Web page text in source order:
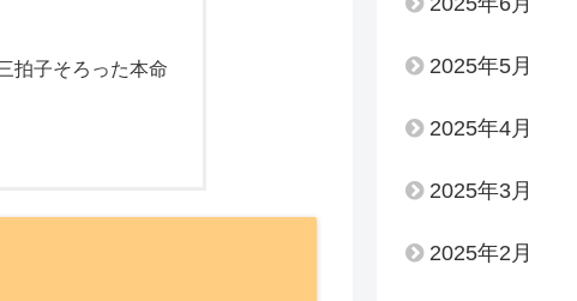
拍子そろった本命
2025年5月
2025年4月
2025年3月
2025年2月